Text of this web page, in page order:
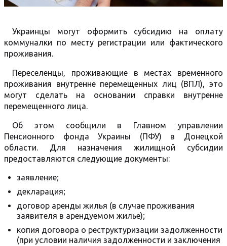
Украинцы могут оформить субсидию на оплату
коммуналки по месту регистрации или фактического
проживания.
Переселенцы, проживающие в местах временного
проживания внутренне перемещенных лиц (ВПЛ), это
могут сделать на основании справки внутренне
перемещенного лица.
Об этом сообщили в Главном управлении
Пенсионного фонда Украины (ПФУ) в Донецкой
области. Для назначения жилищной субсидии
предоставляются следующие документы:
заявление;
декларация;
договор аренды жилья (в случае проживания
заявителя в арендуемом жилье);
копия договора о реструктуризации задолженности
(при условии наличия задолженности и заключения